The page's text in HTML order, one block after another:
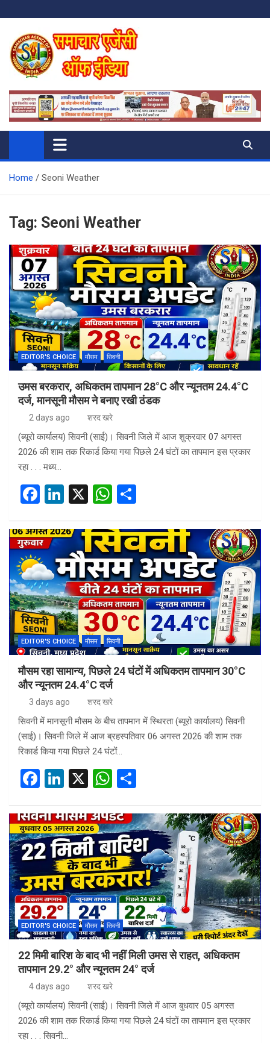
to
content
SAMACHAR AGENCY OF INDIA
My WordPress Blog
Home Seoni Weather
Tag: Seoni Weather
EDITOR'S CHOICE मौसम सिवनी
उमस बरकरार, अधिकतम तापमान 28°C और न्यूनतम 24.4°C
दर्ज, मानसूनी मौसम ने बनाए रखी ठंडक
2 days ago शरद खरे
(ब्यूरो कार्यालय) सिवनी (साई)। सिवनी जिले में आज शुक्रवार 07 अगस्त
2026 की शाम तक रिकार्ड किया गया पिछले 24 घंटों का तापमान इस प्रकार
रहा . . . मध्य…
F
ce
b
o
o
k
Li
ke
dI
n
X
W
at
s
A
p
p
ar
e
EDITOR'S CHOICE मौसम सिवनी
मौसम रहा सामान्य, पिछले 24 घंटों में अधिकतम तापमान 30°C
और न्यूनतम 24.4°C दर्ज
3 days ago शरद खरे
सिवनी में मानसूनी मौसम के बीच तापमान में स्थिरता (ब्यूरो कार्यालय) सिवनी
(साई)। सिवनी जिले में आज ब्रहस्पतिवार 06 अगस्त 2026 की शाम तक
रिकार्ड किया गया पिछले 24 घंटों…
F
ce
b
o
o
k
Li
ke
dI
n
X
W
at
s
A
p
p
ar
e
EDITOR'S CHOICE मौसम सिवनी
22 मिमी बारिश के बाद भी नहीं मिली उमस से राहत, अधिकतम
तापमान 29.2° और न्यूनतम 24° दर्ज
4 days ago शरद खरे
(ब्यूरो कार्यालय) सिवनी (साई)। सिवनी जिले में आज बुधवार 05 अगस्त
2026 की शाम तक रिकार्ड किया गया पिछले 24 घंटों का तापमान इस प्रकार
रहा . . . सिवनी…